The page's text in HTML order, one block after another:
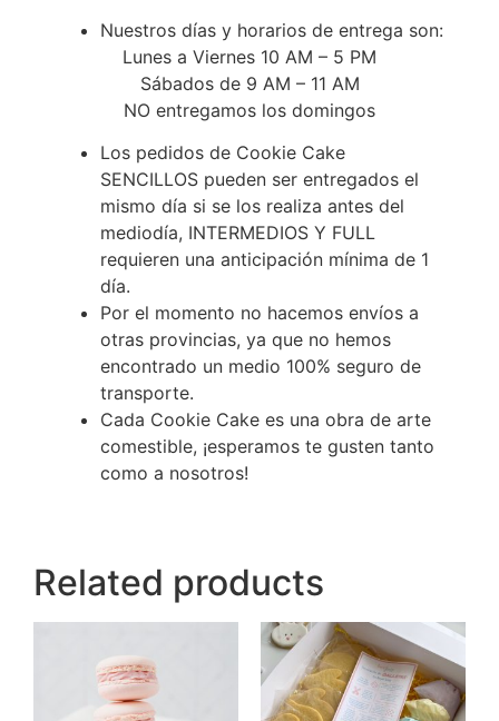
Nuestros días y horarios de entrega son:
Lunes a Viernes 10 AM – 5 PM
Sábados de 9 AM – 11 AM
NO entregamos los domingos
Los pedidos de Cookie Cake
SENCILLOS pueden ser entregados el
mismo día si se los realiza antes del
mediodía, INTERMEDIOS Y FULL
requieren una anticipación mínima de 1
día.
Por el momento no hacemos envíos a
otras provincias, ya que no hemos
encontrado un medio 100% seguro de
transporte.
Cada Cookie Cake es una obra de arte
comestible, ¡esperamos te gusten tanto
como a nosotros!
Related products